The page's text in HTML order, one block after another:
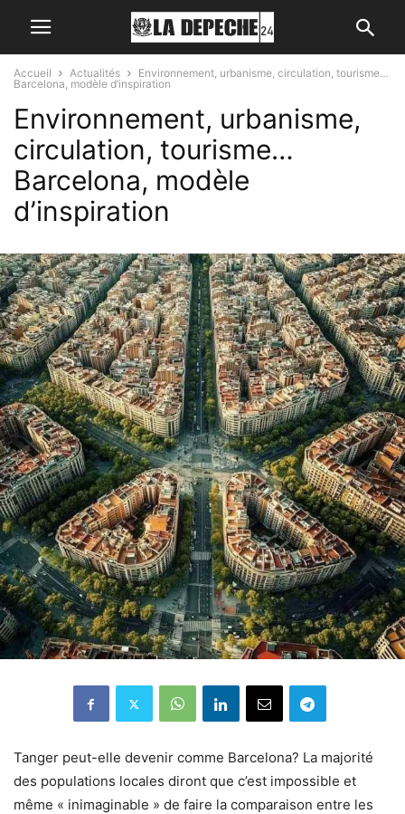
Accueil Actualités
Environnement, urbanisme, circulation, tourisme…
Barcelona, modèle d’inspiration
Environnement, urbanisme,
circulation, tourisme…
Barcelona, modèle
d’inspiration
Tanger peut-elle devenir comme Barcelona? La majorité
des populations locales diront que c’est impossible et
même « inimaginable » de faire la comparaison entre les